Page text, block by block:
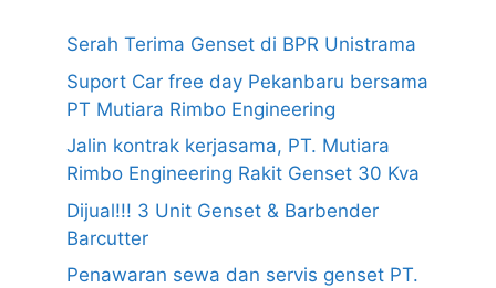
Serah Terima Genset di BPR Unistrama
Suport Car free day Pekanbaru bersama
PT Mutiara Rimbo Engineering
Jalin kontrak kerjasama, PT. Mutiara
Rimbo Engineering Rakit Genset 30 Kva
Dijual!!! 3 Unit Genset & Barbender
Barcutter
Penawaran sewa dan servis genset PT.